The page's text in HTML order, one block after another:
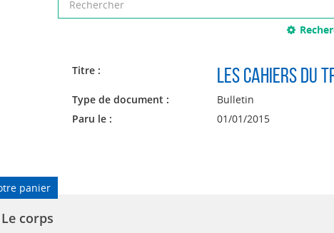
Titre : Les cahiers du
Type de document :
Bulletin
Paru le :
01/01/2015
panier
Le corps